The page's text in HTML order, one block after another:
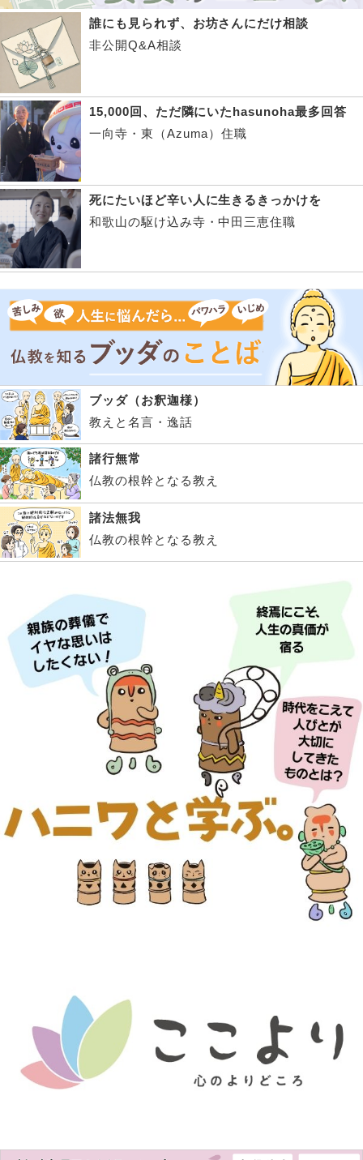
誰にも見られず、お坊さんにだけ相談
非公開Q&A相談
15,000回、ただ隣にいたhasunoha最多回答
一向寺・東（Azuma）住職
死にたいほど辛い人に生きるきっかけを
和歌山の駆け込み寺・中田三恵住職
ブッダ（お釈迦様）
教えと名言・逸話
諸行無常
仏教の根幹となる教え
諸法無我
仏教の根幹となる教え